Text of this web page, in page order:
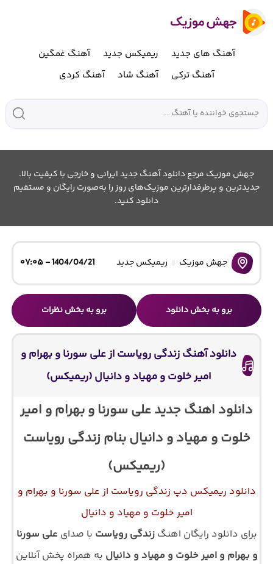
آهنگ های جدید ریمیکس جدید
آهنگ غمگین
آهنگ ترکی
آهنگ شاد آهنگ کردی
جهش موزیک مرجع دانلود آهنگ جدید ایرانی و خارجی با کیفیت بالا.
جدیدترین و پرطرفدارترین موزیک‌های روز را به‌صورت رایگان و مستقیم
دانلود کنید.
جهش موزیک ریمیکس جدید 1404/04/21 - ۰۷:۰۵
برو به بخش دانلود برو به بخش نظرات
دانلود آهنگ زندگی رویاست از علی سورنا و بهرام و
امیر خلوت و مهیاد و دانیال (ریمیکس)
دانلود اهنگ جدید علی سورنا و بهرام و امیر
خلوت و مهیاد و دانیال بنام زندگی رویاست
(ریمیکس)
دانلود ریمیکس دپ زندگی رویاست از علی سورنا و بهرام و
امیر خلوت و مهیاد و دانیال
برای دانلود رایگان اهنگزندگی رویاست با صدای علی سورنا
و بهرام و امیر خلوت و مهیاد و دانیال به همراه پخش آنلاین